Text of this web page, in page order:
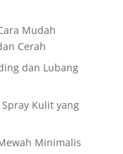
Mudah
Cerah
dan Lubang
Kulit yang
Minimalis